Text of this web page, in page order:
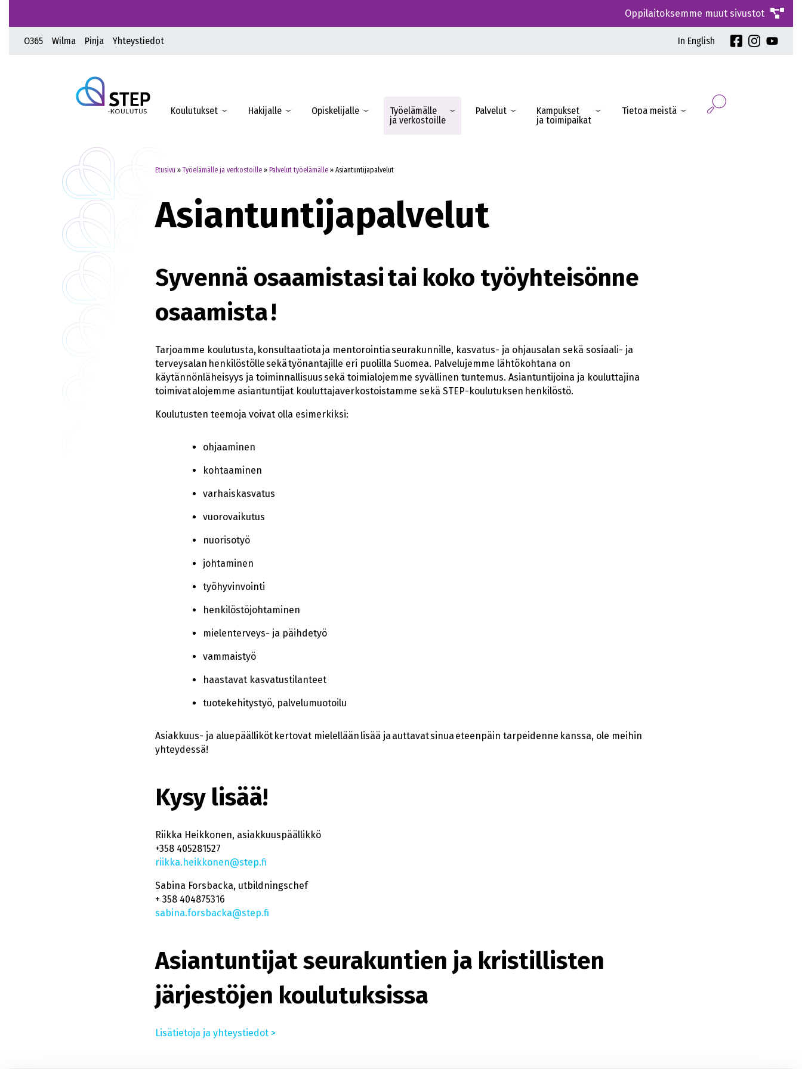
Oppilaitoksemme muut sivustot
O365 Wilma Pinja Yhteystiedot In English
Koulutukset Hakijalle Opiskelijalle
Työelämälle
ja verkostoille
Palvelut
Kampukset
ja toimipaikat
Tietoa meistä
Etusivu »Työelämälle ja verkostoille» Palvelut työelämälle» Asiantuntijapalvelut
Asiantuntijapalvelut
Syvennä osaamistasi tai koko työyhteisönne
osaamista !
Tarjoamme koulutusta, konsultaatiota ja mentorointia seurakunnille, kasvatus- ja ohjausalan sekä sosiaali- ja
terveysalan henkilöstölle sekä työnantajille eri puolilla Suomea. Palvelujemme lähtökohtana on
käytännönläheisyys ja toiminnallisuus sekä toimialojemme syvällinen tuntemus. Asiantuntijoina ja kouluttajina
toimivat alojemme asiantuntijat kouluttajaverkostoistamme sekä STEP-koulutuksen henkilöstö.
Koulutusten teemoja voivat olla esimerkiksi:
ohjaaminen
kohtaaminen
varhaiskasvatus
vuorovaikutus
nuorisotyö
johtaminen
työhyvinvointi
henkilöstöjohtaminen
mielenterveys- ja päihdetyö
vammaistyö
haastavat kasvatustilanteet
tuotekehitystyö, palvelumuotoilu
Asiakkuus- ja aluepäälliköt kertovat mielellään lisää ja auttavat sinua eteenpäin tarpeidenne kanssa, ole meihin
yhteydessä!
Kysy lisää!
Riikka Heikkonen, asiakkuuspäällikkö
+358 405281527
riikka.heikkonen@step.fi
Sabina Forsbacka, utbildningschef
+ 358 404875316
sabina.forsbacka@step.fi
Asiantuntijat seurakuntien ja kristillisten
järjestöjen koulutuksissa
Lisätietoja ja yhteystiedot >